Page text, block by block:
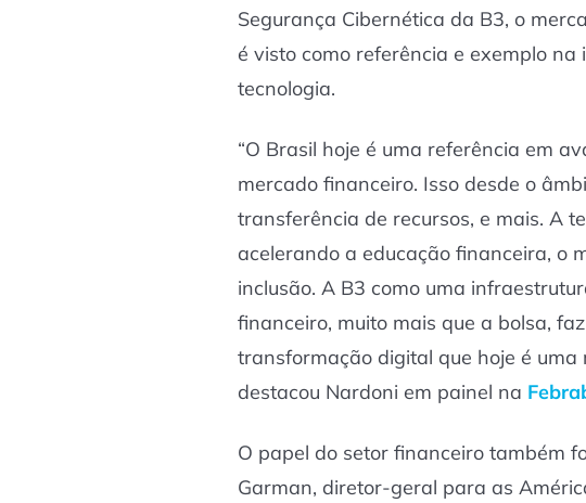
Segurança Cibernética da B3, o
é visto como referência e exemplo na
tecnologia.
“O Brasil hoje é uma referência em
mercado financeiro. Isso desde o
transferência de recursos, e mais. A
acelerando a educação financeira, o
inclusão. A B3 como uma
financeiro, muito mais que a bolsa,
transformação digital que hoje é uma
destacou Nardoni em painel na
O papel do setor financeiro também
Garman, diretor-geral para as